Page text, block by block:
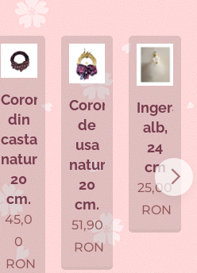
Coronita
din
castane
naturale,
20
cm.
45,0
0
RON
Coronita
de
usa
nature,
20
cm.
51,90
RON
Ingeras
alb,
24
cm
25,00
RON